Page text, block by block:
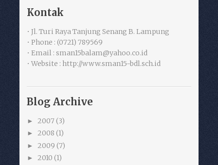
Kontak
• Jl. Turi Raya Tanjung Senang B. Lampung
• Phone : (0721) 789569
• Email : sman15balam@yahoo.co.id
• Website : http://www.sman15-bdl.sch.id
Blog Archive
► 2007 (3)
► 2008 (1)
► 2009 (7)
► 2010 (1)